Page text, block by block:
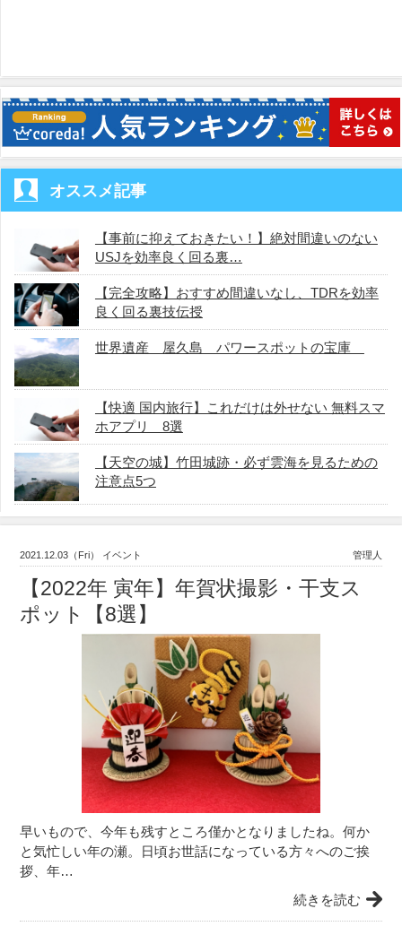
オススメ記事
【事前に抑えておきたい！】絶対間違いのない
USJを効率良く回る裏…
【完全攻略】おすすめ間違いなし、TDRを効率
良く回る裏技伝授
世界遺産 屋久島 パワースポットの宝庫
【快適 国内旅行】これだけは外せない 無料スマ
ホアプリ 8選
【天空の城】竹田城跡・必ず雲海を見るための
注意点5つ
2021.12.03（Fri） イベント 管理人
【2022年 寅年】年賀状撮影・干支ス
ポット【8選】
早いもので、今年も残すところ僅かとなりましたね。何か
と気忙しい年の瀬。日頃お世話になっている方々へのご挨
拶、年…
続きを読む